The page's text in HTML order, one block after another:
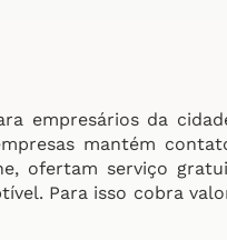
empresários da
mantém
ofertam serviço
Para isso cobra